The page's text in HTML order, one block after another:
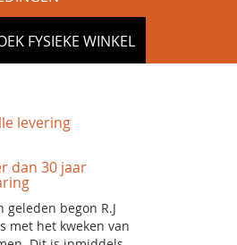
FYSIEKE WINKEL
levering
dan 30 jaar
geleden begon R.J
met het kweken van